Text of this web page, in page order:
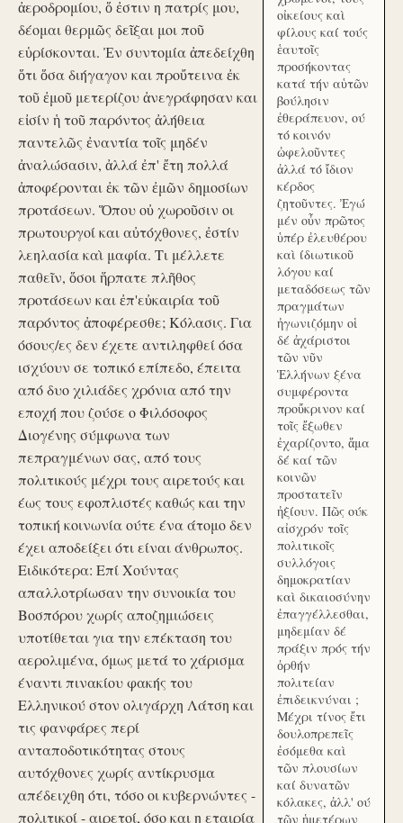
ἀεροδρομίου, ὅ ἐστιν η πατρίς μου,
δέομαι θερμῶς δεῖξαι μοι ποῦ
εὑρίσκονται. Ἐν συντομία ἀπεδείχθη
ὅτι ὅσα διήγαγον και προὔτεινα ἐκ
τοῦ ἐμοῦ μετερίζου ἀνεγράφησαν και
εἰσίν ἡ τοῦ παρόντος ἀλήθεια
παντελῶς ἐναντία τοῖς μηδέν
ἀναλώσασιν, ἀλλά ἐπ' ἔτη πολλά
ἀποφέρονται ἐκ τῶν ἐμῶν δημοσίων
προτάσεων. Ὅπου οὐ χωροῦσιν οι
πρωτουργοί και αὐτόχθονες, ἐστίν
λεηλασία καὶ μαφία. Τι μέλλετε
παθεῖν, ὅσοι ἥρπατε πλῆθος
προτάσεων και ἐπ'εὐκαιρία τοῦ
παρόντος ἀποφέρεσθε; Κόλασις. Για
όσους/ες δεν έχετε αντιληφθεί όσα
ισχύουν σε τοπικό επίπεδο, έπειτα
από δυο χιλιάδες χρόνια από την
εποχή που ζούσε ο Φιλόσοφος
Διογένης σύμφωνα των
πεπραγμένων σας, από τους
πολιτικούς μέχρι τους αιρετούς και
έως τους εφοπλιστές καθώς και την
τοπική κοινωνία ούτε ένα άτομο δεν
έχει αποδείξει ότι είναι άνθρωπος.
Ειδικότερα: Επί Χούντας
απαλλοτρίωσαν την συνοικία του
Βοσπόρου χωρίς αποζημιώσεις
υποτίθεται για την επέκταση του
αερολιμένα, όμως μετά το χάρισμα
έναντι πινακίου φακής του
Ελληνικού στον ολιγάρχη Λάτση και
τις φανφάρες περί
ανταποδοτικότητας στους
αυτόχθονες χωρίς αντίκρυσμα
απέδειχθη ότι, τόσο οι κυβερνώντες -
πολιτικοί - αιρετοί, όσο και η εταιρία
οἰκείους καὶ
φίλους καί τούς
ἑαυτοῖς
προσήκοντας
κατά τήν αὑτῶν
βούλησιν
ἐθεράπευον, ού
τό κοινόν
ὠφελοῦντες
ἀλλά τό ἴδιον
κέρδος
ζητοῦντες. Ἐγώ
μέν οὖν πρῶτος
ὑπέρ ἐλευθέρου
καὶ ίδιωτικοῦ
λόγου καί
μεταδόσεως τῶν
πραγμάτων
ἠγωνιζόμην οἱ
δέ ἀχάριστοι
τῶν νῦν
Ἑλλήνων ξένα
συμφέροντα
προὔκρινον καί
τοῖς ἔξωθεν
ἐχαρίζοντο, ἅμα
δέ καί τῶν
κοινῶν
προστατεῖν
ἠξίουν. Πῶς ούκ
αἰσχρόν τοῖς
πολιτικοῖς
συλλόγοις
δημοκρατίαν
καὶ δικαιοσύνην
ἐπαγγέλλεσθαι,
μηδεμίαν δέ
πράξιν πρός τήν
ὀρθήν
πολιτείαν
ἐπιδεικνύναι ;
Μέχρι τίνος ἔτι
δουλοπρεπεῖς
ἐσόμεθα καὶ
τῶν πλουσίων
καί δυνατῶν
κόλακες, ἀλλ' ού
τῶν ἡμετέρων